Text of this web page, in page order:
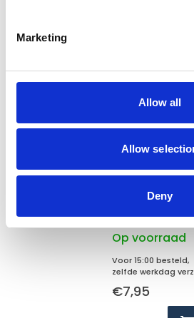
Marketing
Allow all
Allow
Deny
€5,95
Stefanplast
1.5 liter
Op voorraad
Voor 15:00 besteld,
zelfde werkdag
€7,95